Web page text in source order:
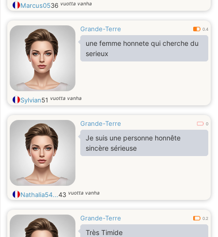
Marcus0536 vuotta vanha
Grande-Terre 0.4
une femme honnete qui cherche du
serieux
Sylvian51 vuotta vanha
Grande-Terre 0
Je suis une personne honnête
sincère sérieuse
Nathalia54...43 vuotta vanha
Grande-Terre 0.2
Très Timide